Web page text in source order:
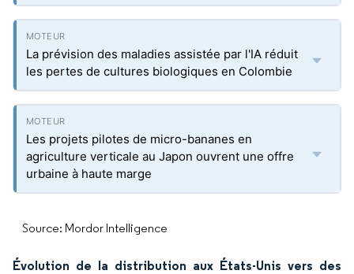
La prévision des maladies assistée par l'IA réduit
les pertes de cultures biologiques en Colombie
Les projets pilotes de micro-bananes en
agriculture verticale au Japon ouvrent une offre
urbaine à haute marge
Source: Mordor Intelligence
Évolution de la distribution aux États-Unis vers des